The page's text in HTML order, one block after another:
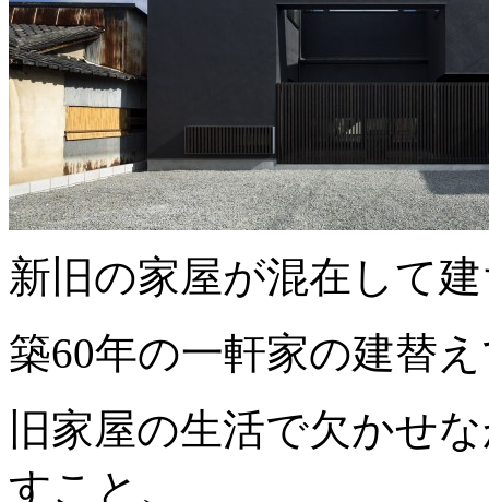
新旧の家屋が混在して
築60年の一軒家の建替
旧家屋の生活で欠かせ
すこと、